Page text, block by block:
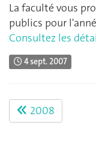
La faculté vous
publics pour
Consultez les
4 sept. 2007
2008